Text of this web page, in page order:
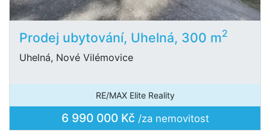
Prodej ubytování, Uhelná, 300 m2
Uhelná, Nové Vilémovice
RE/MAX Elite Reality
6 990 000 Kč /za nemovitost